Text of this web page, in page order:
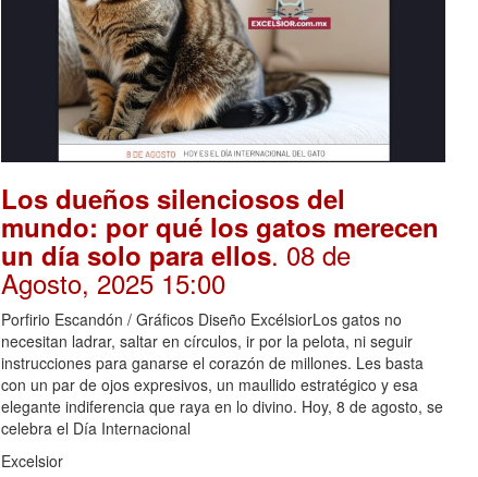
Los dueños silenciosos del
mundo: por qué los gatos merecen
un día solo para ellos. 08 de
Agosto, 2025 15:00
Porfirio Escandón / Gráficos Diseño ExcélsiorLos gatos no
necesitan ladrar, saltar en círculos, ir por la pelota, ni seguir
instrucciones para ganarse el corazón de millones. Les basta
con un par de ojos expresivos, un maullido estratégico y esa
elegante indiferencia que raya en lo divino. Hoy, 8 de agosto, se
celebra el Día Internacional
Excelsior